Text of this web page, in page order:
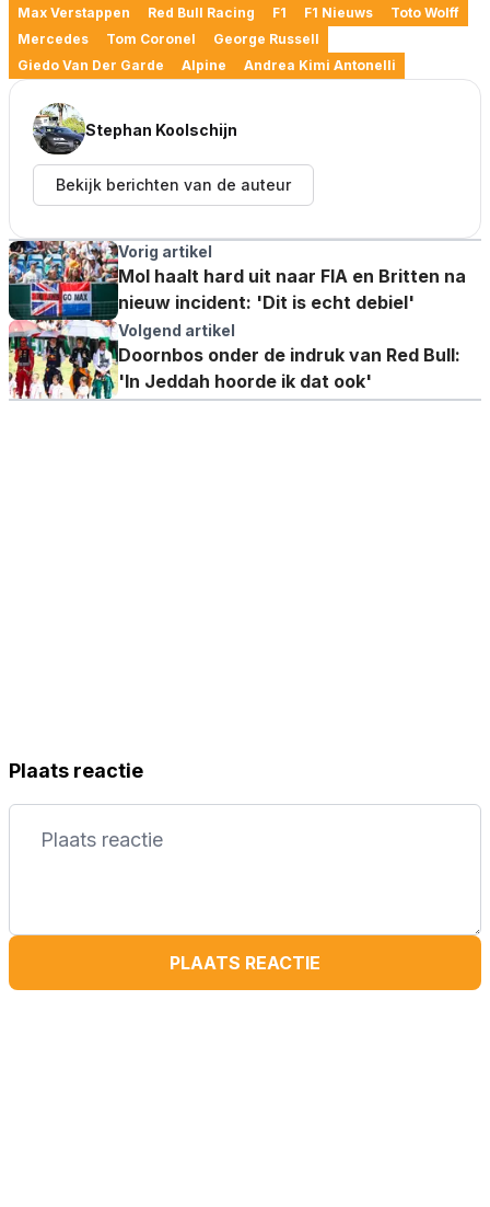
Max Verstappen Red Bull Racing F1 F1 Nieuws
Toto Wolff
Mercedes
Tom Coronel
George Russell
Giedo Van Der Garde
Alpine Andrea Kimi Antonelli
Stephan Koolschijn
Bekijk berichten van de auteur
Vorig artikel
Mol haalt hard uit naar FIA en Britten na
nieuw incident: 'Dit is echt debiel'
Volgend artikel
Doornbos onder de indruk van Red Bull:
'In Jeddah hoorde ik dat ook'
Plaats reactie
PLAATS REACTIE